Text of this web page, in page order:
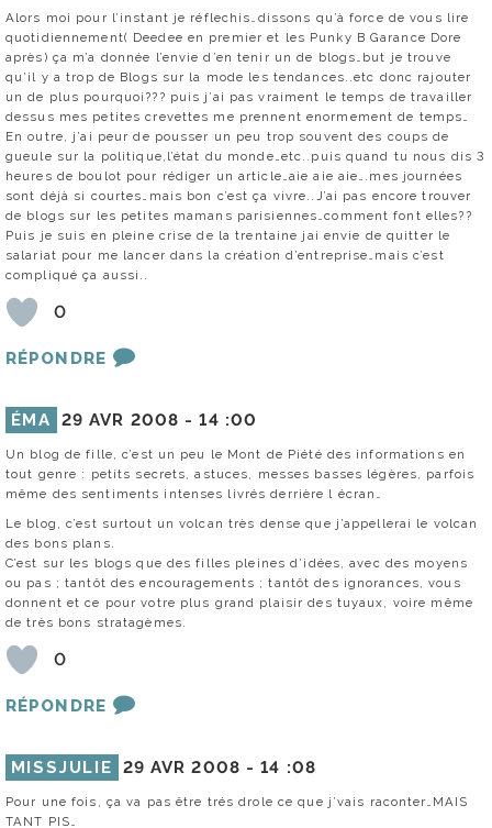
Alors moi pour l’instant je réflechis…dissons qu’à force de vous lire
quotidiennement( Deedee en premier et les Punky B Garance Dore
après) ça m’a donnée l’envie d’en tenir un de blogs…but je trouve
qu’il y a trop de Blogs sur la mode les tendances..etc donc rajouter
un de plus pourquoi??? puis j’ai pas vraiment le temps de travailler
dessus mes petites crevettes me prennent enormement de temps…
En outre, j’ai peur de pousser un peu trop souvent des coups de
gueule sur la politique,l’état du monde…etc..puis quand tu nous dis 3
heures de boulot pour rédiger un article…aie aie aie….mes journées
sont déjà si courtes…mais bon c’est ça vivre..J’ai pas encore trouver
de blogs sur les petites mamans parisiennes…comment font elles??
Puis je suis en pleine crise de la trentaine jai envie de quitter le
salariat pour me lancer dans la création d’entreprise…mais c’est
compliqué ça aussi..
0
RÉPONDRE
ÉMA 29 AVR 2008 -14 :00
Un blog de fille, c’est un peu le Mont de Piété des informations en
tout genre : petits secrets, astuces, messes basses légères, parfois
même des sentiments intenses livrés derrière l écran…
Le blog, c’est surtout un volcan très dense que j’appellerai le volcan
des bons plans.
C’est sur les blogs que des filles pleines d’idées, avec des moyens
ou pas ; tantôt des encouragements ; tantôt des ignorances, vous
donnent et ce pour votre plus grand plaisir des tuyaux, voire même
de très bons stratagèmes.
0
RÉPONDRE
MISSJULIE 29 AVR 2008 -14 :08
Pour une fois, ça va pas être trés drole ce que j’vais raconter…MAIS
TANT PIS…